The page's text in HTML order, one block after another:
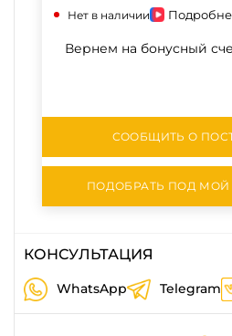
Нет в наличии
Вернем на бонусный
СООБЩИТЬ О
ПОДОБРАТЬ ПОД
КОНСУЛЬТАЦИЯ
WhatsApp Telegram